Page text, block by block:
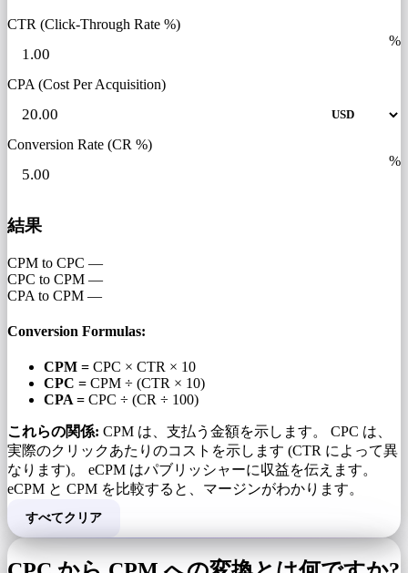
CTR (Click-Through Rate %)
%
CPA (Cost Per Acquisition)
Conversion Rate (CR %)
%
結果
CPM to CPC —
CPC to CPM —
CPA to CPM —
Conversion Formulas:
CPM = CPC × CTR × 10
CPC = CPM ÷ (CTR × 10)
CPA = CPC ÷ (CR ÷ 100)
これらの関係: CPM は、支払う金額を示します。 CPC は、
実際のクリックあたりのコストを示します (CTR によって異
なります)。 eCPM はパブリッシャーに収益を伝えます。
eCPM と CPM を比較すると、マージンがわかります。
すべてクリア